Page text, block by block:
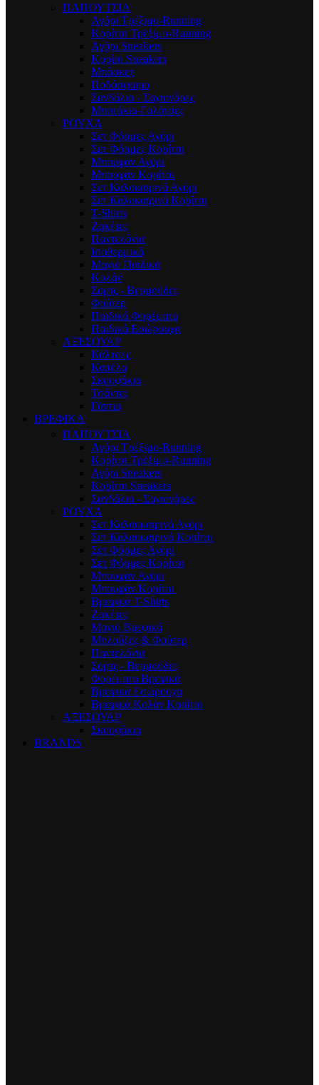
ΠΑΠΟΥΤΣΙΑ
Αγόρι Τρέξιμο-Running
Κορίτσι Τρέξιμο-Running
Αγόρι Sneakers
Κορίσι Sneakers
Μπάσκετ
Ποδόσφαιρο
Σανδάλια - Σαγιονάρες
Μποτάκια-Γαλότσες
ΡΟΥΧΑ
Σετ Φόρμες Αγόρι
Σετ Φόρμες Κορίτσι
Μπουφάν Αγόρι
Μπουφάν Κορίτσι
Σετ Καλοκαιρινά Αγόρι
Σετ Καλοκαιρινά Κορίτσι
T-Shirts
Ζακέτες
Παντελόνια
Ισοθερμικά
Μαγιό Παιδικά
Κολάν
Σορτς - Βερμούδες
Φούτερ
Παιδικά Φορέματα
Παιδικά Εσώρουχα
ΑΞΕΣΟΥΑΡ
Κάλτσες
Καπέλα
Σκουφάκια
Τσάντες
Γάντια
ΒΡΕΦΙΚΑ
ΠΑΠΟΥΤΣΙΑ
Αγόρι Τρέξιμο-Running
Κορίτσι Τρέξιμο-Running
Αγόρι Sneakers
Κορίτσι Sneakers
Σανδάλια - Σαγιονάρες
ΡΟΥΧΑ
Σετ Καλαοκαιρινά Αγόρι
Σετ Καλαοκαιρινά Κορίτσι
Σετ Φόρμες Αγόρι
Σετ Φόρμες Κορίτσι
Mπουφάν Αγόρι
Mπουφάν Κορίτσι
Βρεφικά T-Shirts
Ζακέτες
Μαγιό Βρεφικά
Mπλούζες & Φούτερ
Παντελόνια
Σορτς - Βερμούδες
Φορέματα Βρεφικά
Βρεφικά Εσώρουχα
Βρεφικά Κολάν Κορίτσι
ΑΞΕΣΟΥΑΡ
Σκουφάκια
BRANDS